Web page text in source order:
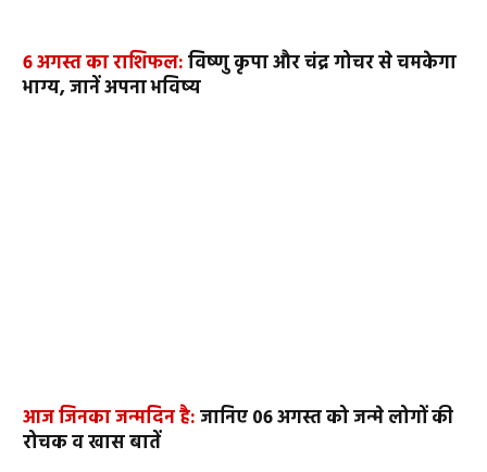
6 अगस्त का राशिफल:विष्णु कृपा और चंद्र गोचर से चमकेगा
भाग्य, जानें अपना भविष्य
आज जिनका जन्मदिन है:जानिए 06 अगस्त को जन्मे लोगों की
रोचक व खास बातें